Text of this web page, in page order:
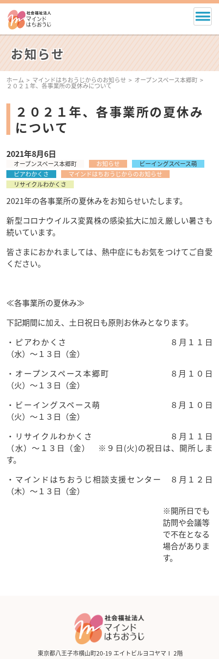
お知らせ
ホーム マインドはちおうじからのお知らせ オープンスペース本郷町
２０２１年、各事業所の夏休みについて
２０２１年、各事業所の夏休み
について
2021年8月6日
オープンスペース本郷町 お知らせ
ビーイングスペース萌
ピアわかくさ
マインドはちおうじからのお知らせ
リサイクルわかくさ
2021年の各事業所の夏休みをお知らせいたします。
新型コロナウイルス変異株の感染拡大に加え厳しい暑さも
続いています。
皆さまにおかれましては、熱中症にもお気をつけてご自愛
ください。
≪各事業所の夏休み≫
下記期間に加え、土日祝日も原則お休みとなります。
・ピアわかくさ ８月１１日
（水）～１３日（金）
・オープンスペース本郷町 ８月１０日
（火）～１３日（金）
・ビーイングスペース萌 ８月１０日
（火）～１３日（金）
・リサイクルわかくさ ８月１１日
（水）～１３日（金） ※９日(火)の祝日は、開所しま
す。
・マインドはちおうじ相談支援センター ８月１２日
（木）～１３日（金）
※開所日でも
訪問や会議等
で不在となる
場合がありま
す。
東京都八王子市横山町20-19 エイトビルヨコヤマⅠ 2階